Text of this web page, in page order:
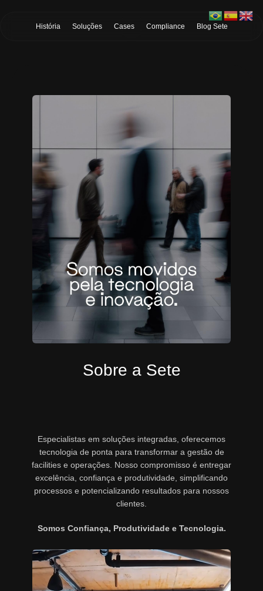
História Soluções Cases Compliance Blog Sete
Sobre a Sete
Especialistas em soluções integradas, oferecemos
tecnologia de ponta para transformar a gestão de
facilities e operações. Nosso compromisso é entregar
excelência, confiança e produtividade, simplificando
processos e potencializando resultados para nossos
clientes.
Somos Confiança, Produtividade e Tecnologia.